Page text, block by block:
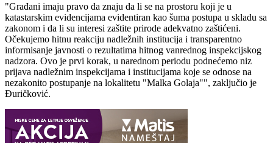
"Građani imaju pravo da znaju da li se na prostoru koji je u
katastarskim evidencijama evidentiran kao šuma postupa u skladu sa
zakonom i da li su interesi zaštite prirode adekvatno zaštićeni.
Očekujemo hitnu reakciju nadležnih institucija i transparentno
informisanje javnosti o rezultatima hitnog vanrednog inspekcijskog
nadzora. Ovo je prvi korak, u narednom periodu podnećemo niz
prijava nadležnim inspekcijama i institucijama koje se odnose na
nezakonito postupanje na lokalitetu "Malka Golaja"", zaključio je
Đuričković.